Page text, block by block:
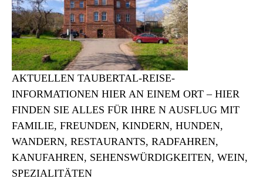
AKTUELLEN TAUBERTAL-REISE-
INFORMATIONEN HIER AN EINEM ORT – HIER
FINDEN SIE ALLES FÜR IHRE N AUSFLUG MIT
FAMILIE, FREUNDEN, KINDERN, HUNDEN,
WANDERN, RESTAURANTS, RADFAHREN,
KANUFAHREN, SEHENSWÜRDIGKEITEN, WEIN,
SPEZIALITÄTEN